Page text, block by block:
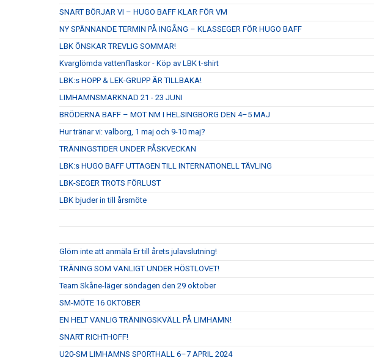
SNART BÖRJAR VI – HUGO BAFF KLAR FÖR VM
NY SPÄNNANDE TERMIN PÅ INGÅNG – KLASSEGER FÖR HUGO BAFF
LBK ÖNSKAR TREVLIG SOMMAR!
Kvarglömda vattenflaskor - Köp av LBK t-shirt
LBK:s HOPP & LEK-GRUPP ÄR TILLBAKA!
LIMHAMNSMARKNAD 21 - 23 JUNI
BRÖDERNA BAFF – MOT NM I HELSINGBORG DEN 4–5 MAJ
Hur tränar vi: valborg, 1 maj och 9-10 maj?
TRÄNINGSTIDER UNDER PÅSKVECKAN
LBK:s HUGO BAFF UTTAGEN TILL INTERNATIONELL TÄVLING
LBK-SEGER TROTS FÖRLUST
LBK bjuder in till årsmöte
Glöm inte att anmäla Er till årets julavslutning!
TRÄNING SOM VANLIGT UNDER HÖSTLOVET!
Team Skåne-läger söndagen den 29 oktober
SM-MÖTE 16 OKTOBER
EN HELT VANLIG TRÄNINGSKVÄLL PÅ LIMHAMN!
SNART RICHTHOFF!
U20-SM LIMHAMNS SPORTHALL 6–7 APRIL 2024